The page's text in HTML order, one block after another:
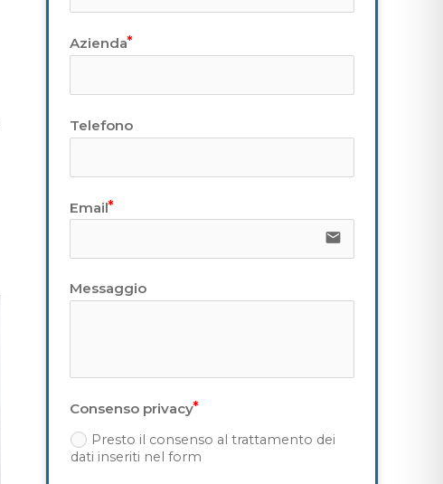
Azienda
Telefono
Email
email
Messaggio
Consenso privacy
Presto il consenso al trattamento dei
dati inseriti nel form